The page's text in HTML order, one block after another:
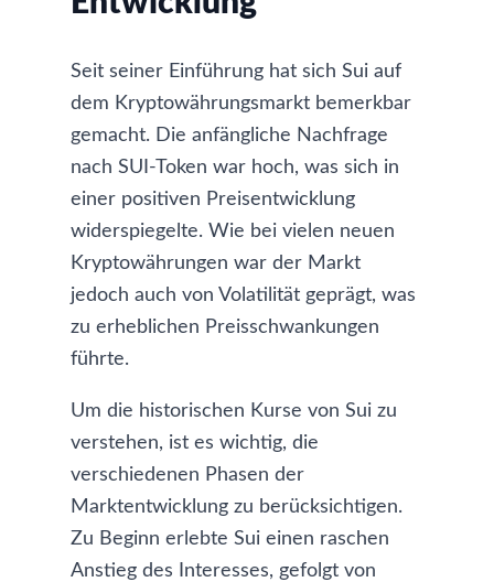
Seit seiner Einführung hat sich Sui auf
dem Kryptowährungsmarkt bemerkbar
gemacht. Die anfängliche Nachfrage
nach SUI-Token war hoch, was sich in
einer positiven Preisentwicklung
widerspiegelte. Wie bei vielen neuen
Kryptowährungen war der Markt
jedoch auch von Volatilität geprägt, was
zu erheblichen Preisschwankungen
führte.
Um die historischen Kurse von Sui zu
verstehen, ist es wichtig, die
verschiedenen Phasen der
Marktentwicklung zu berücksichtigen.
Zu Beginn erlebte Sui einen raschen
Anstieg des Interesses, gefolgt von